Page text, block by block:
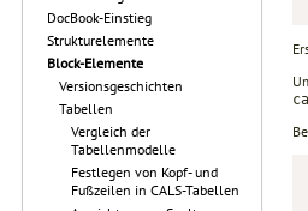
DocBook-Einstieg
Strukturelemente
Block-Elemente
Versionsgeschichten
Tabellen
Vergleich der
Tabellenmodelle
Festlegen von Kopf- und
Fußzeilen in CALS-Tabellen